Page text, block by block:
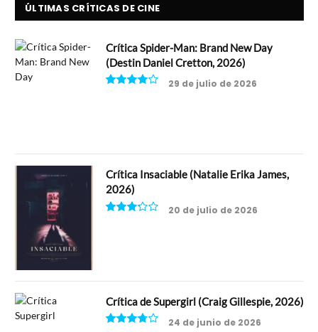
ÚLTIMAS CRÍTICAS DE CINE
Crítica Spider-Man: Brand New Day
(Destin Daniel Cretton, 2026)
29 de julio de 2026
Crítica Insaciable (Natalie Erika James,
2026)
20 de julio de 2026
Crítica de Supergirl (Craig Gillespie, 2026)
24 de junio de 2026